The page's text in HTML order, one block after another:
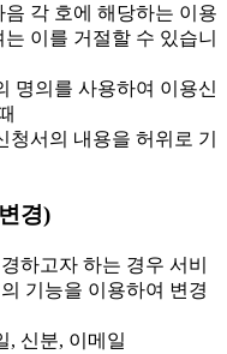
각 호에 해당하는 이용
이를 거절할 수 있습니
명의를 사용하여 이용신
청서의 내용을 허위로 기
경)
하고자 하는 경우 서비
기능을 이용하여 변경
신분, 이메일